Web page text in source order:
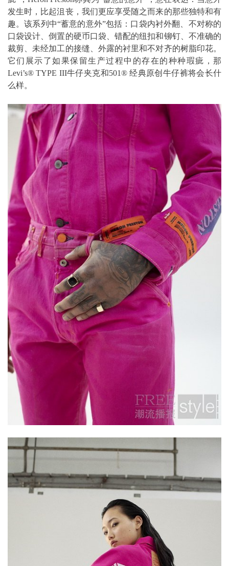
发生时，比起沮丧，我们更应享受随之而来的那些独特和有
趣。该系列中“蓄意的意外”包括：口袋内衬外翻、不对称的
口袋设计、倒置的硬币口袋、错配的纽扣和铆钉、不准确的
裁剪、未经加工的接缝、外露的衬里和不对齐的树脂印花。
它们展示了如果保留生产过程中的存在的种种瑕疵，那
Levi’s® TYPE III牛仔夹克和501® 经典原创牛仔裤将会长什
么样。